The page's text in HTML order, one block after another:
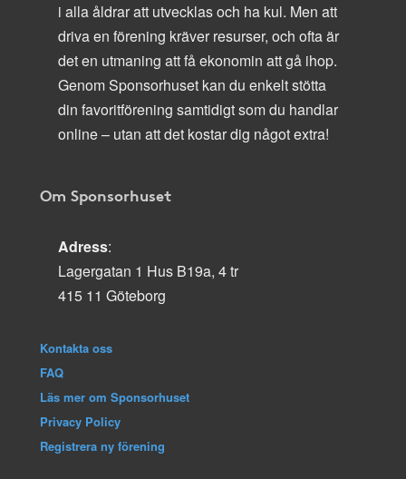
i alla åldrar att utvecklas och ha kul. Men att
driva en förening kräver resurser, och ofta är
det en utmaning att få ekonomin att gå ihop.
Genom Sponsorhuset kan du enkelt stötta
din favoritförening samtidigt som du handlar
online – utan att det kostar dig något extra!
Om Sponsorhuset
Adress:
Lagergatan 1 Hus B19a, 4 tr
415 11 Göteborg
Kontakta oss
FAQ
Läs mer om Sponsorhuset
Privacy Policy
Registrera ny förening